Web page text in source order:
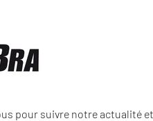
pour suivre notre actualité